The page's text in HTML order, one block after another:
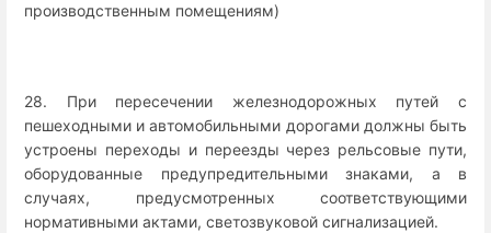
производственным помещениям)
28. При пересечении железнодорожных путей с
пешеходными и автомобильными дорогами должны быть
устроены переходы и переезды через рельсовые пути,
оборудованные предупредительными знаками, а в
случаях, предусмотренных соответствующими
нормативными актами, светозвуковой сигнализацией.